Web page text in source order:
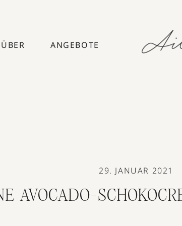
ÜBER ANGEBOTE
AVOCADO-
29. JANUAR 2021